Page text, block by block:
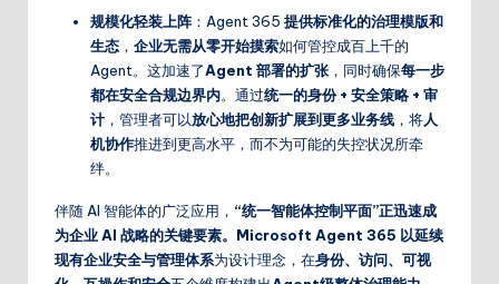
规模化轻装上阵 ：Agent 365 提供标准化的治理模版和
生态 ， 企业无需从零开始摸索如何管控成百上千的
Agent。这加速了Agent 部署的扩张 ，同时确保每一步
都在安全合规边界内。通过统一的身份 + 安全策略 + 审
计，管理者可以放心地把创新扩展到更多业务线 ，将人
机协作推进到更高水平，而不为可能的失控状况所牵
绊。
伴随 AI 智能体的广泛应用， “统一智能体控制平面”正迅速成
为企业 AI 战略的关键要素。Microsoft Agent 365 以延续
现有企业安全与管理体系为设计理念，在身份、访问、可视